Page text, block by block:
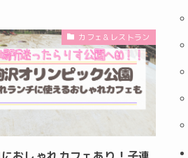
カフェ＆レストラン